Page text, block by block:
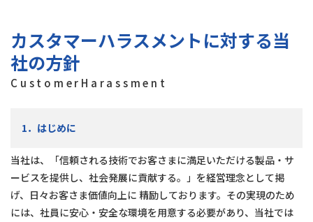
カスタマーハラスメントに対する当
社の方針
CustomerHarassment
1．はじめに
当社は、「信頼される技術でお客さまに満⾜いただける製品・サ
ービスを提供し、社会発展に貢献する。」を経営理念として掲
げ、⽇々お客さま価値向上に 精励しております。その実現のため
には、社員に安⼼・安全な環境を⽤意する必要があり、当社では